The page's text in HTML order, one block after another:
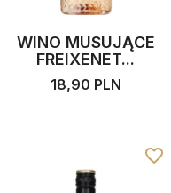
WINO MUSUJĄCE
FREIXENET...
18,90 PLN
favorite_border